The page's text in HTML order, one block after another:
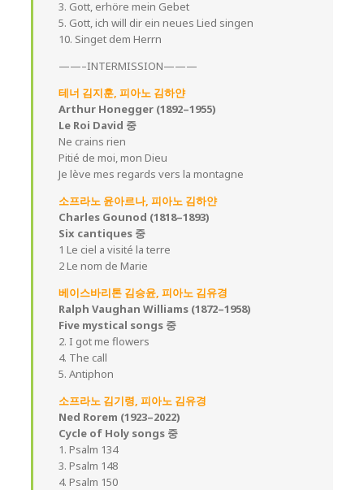
3. Gott, erhöre mein Gebet
5. Gott, ich will dir ein neues Lied singen
10. Singet dem Herrn
——–INTERMISSION———
테너 김지훈, 피아노 김하얀
Arthur Honegger (1892–1955)
Le Roi David 중
Ne crains rien
Pitié de moi, mon Dieu
Je lève mes regards vers la montagne
소프라노 윤아르나, 피아노 김하얀
Charles Gounod (1818–1893)
Six cantiques 중
1 Le ciel a visité la terre
2 Le nom de Marie
베이스바리톤 김승윤, 피아노 김유경
Ralph Vaughan Williams (1872–1958)
Five mystical songs 중
2. I got me flowers
4. The call
5. Antiphon
소프라노 김기령, 피아노 김유경
Ned Rorem (1923–2022)
Cycle of Holy songs 중
1. Psalm 134
3. Psalm 148
4. Psalm 150